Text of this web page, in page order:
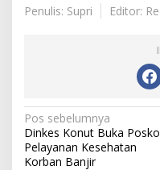
Penulis: Supri
Editor:
Navigasi
pos
Pos sebelumnya
Dinkes Konut Buka Posko
Pelayanan Kesehatan
Korban Banjir